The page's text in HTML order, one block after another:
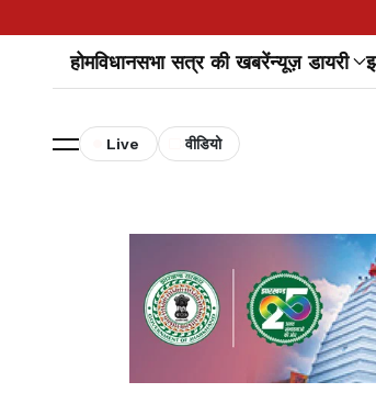
होमविधानसभा सत्र की खबरेंन्यूज़ डायरी
Live वीडियो